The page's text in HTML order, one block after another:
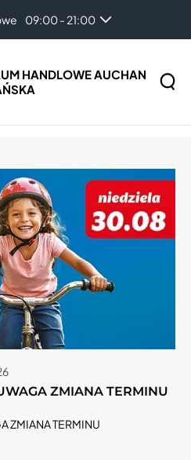
09:00 - 21:00
HANDLOWE AUCHAN
ZMIANA TERMINU
ZMIANA TERMINU